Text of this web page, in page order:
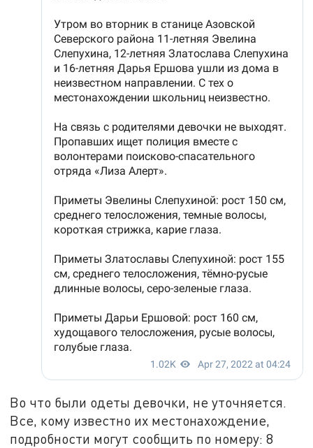
Во что были одеты девочки, не уточняется.
Все, кому известно их местонахождение,
подробности могут сообщить по номеру: 8